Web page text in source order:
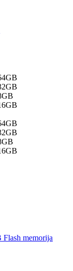
Flash memorija